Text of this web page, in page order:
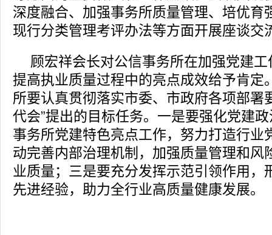
深度融合、加强事务所质量管理、培优育
现行分类管理考评办法等方面开展座谈交
顾宏祥会长对公信事务所在加强党建
提高执业质量过程中的亮点成效给予肯定
所要认真贯彻落实市委、市政府各项部署
代会”提出的目标任务。一是要强化党建
事务所党建特色亮点工作，努力打造行业
动完善内部治理机制，加强质量管理和风
业质量；三是要充分发挥示范引领作用，
先进经验，助力全行业高质量健康发展。